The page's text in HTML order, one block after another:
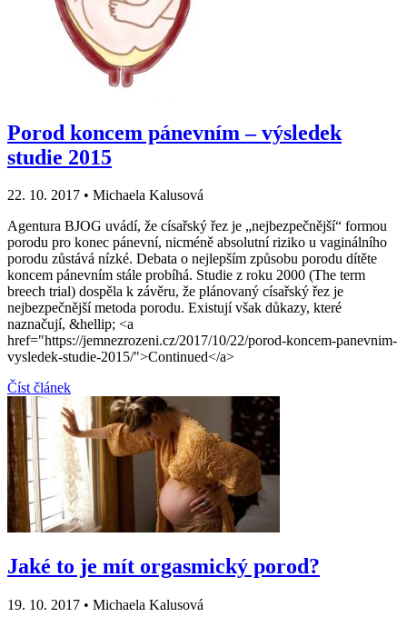
Porod koncem pánevním – výsledek
studie 2015
22. 10. 2017 • Michaela Kalusová
Agentura BJOG uvádí, že císařský řez je „nejbezpečnější“ formou
porodu pro konec pánevní, nicméně absolutní riziko u vaginálního
porodu zůstává nízké. Debata o nejlepším způsobu porodu dítěte
koncem pánevním stále probíhá. Studie z roku 2000 (The term
breech trial) dospěla k závěru, že plánovaný císařský řez je
nejbezpečnější metoda porodu. Existují však důkazy, které
naznačují, &hellip; <a
href="https://jemnezrozeni.cz/2017/10/22/porod-koncem-panevnim-
vysledek-studie-2015/">Continued</a>
Číst článek
Jaké to je mít orgasmický porod?
19. 10. 2017 • Michaela Kalusová